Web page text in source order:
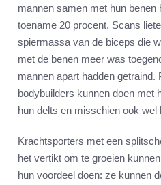
mannen samen met hun benen
toename 20 procent. Scans
spiermassa van de biceps die
met de benen meer was
mannen apart hadden
bodybuilders kunnen doen met
hun delts en misschien ook wel
Krachtsporters met een
het vertikt om te groeien
hun voordeel doen: ze kunnen